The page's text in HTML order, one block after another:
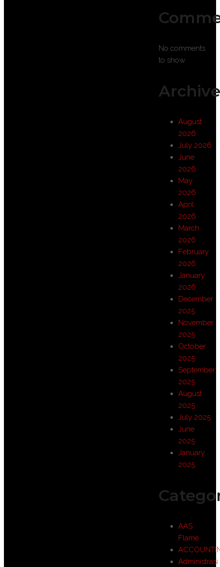
No comments
to show.
August
2026
July 2026
June
2026
May
2026
April
2026
March
2026
February
2026
January
2026
December
2025
November
2025
October
2025
September
2025
August
2025
July 2025
June
2025
January
2025
AAS
Flame
Administrasi